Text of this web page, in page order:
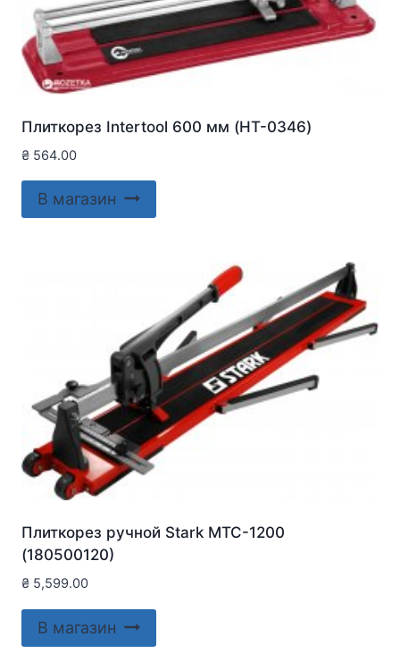
Плиткорез Intertool 600 мм (HT-0346)
₴ 564.00
В магазин
Плиткорез ручной Stark MTC-1200
(180500120)
₴ 5,599.00
В магазин